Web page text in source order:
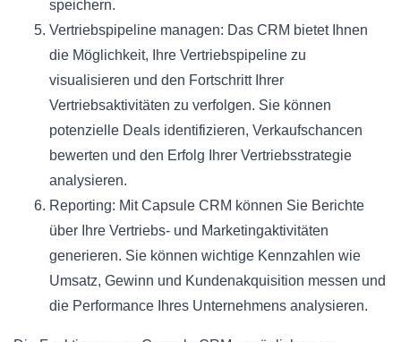
speichern.
Vertriebspipeline managen: Das CRM bietet Ihnen
die Möglichkeit, Ihre Vertriebspipeline zu
visualisieren und den Fortschritt Ihrer
Vertriebsaktivitäten zu verfolgen. Sie können
potenzielle Deals identifizieren, Verkaufschancen
bewerten und den Erfolg Ihrer Vertriebsstrategie
analysieren.
Reporting: Mit Capsule CRM können Sie Berichte
über Ihre Vertriebs- und Marketingaktivitäten
generieren. Sie können wichtige Kennzahlen wie
Umsatz, Gewinn und Kundenakquisition messen und
die Performance Ihres Unternehmens analysieren.